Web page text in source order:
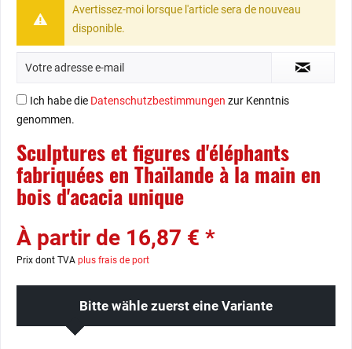
Avertissez-moi lorsque l'article sera de nouveau
disponible.
Ich habe die Datenschutzbestimmungen zur Kenntnis
genommen.
Sculptures et figures d'éléphants
fabriquées en Thaïlande à la main en
bois d'acacia unique
À partir de 16,87 € *
Prix dont TVA plus frais de port
Bitte wähle zuerst eine Variante